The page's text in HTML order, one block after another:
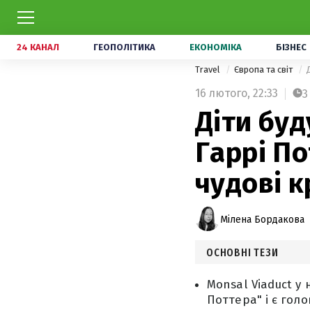
24 КАНАЛ ГЕОПОЛІТИКА ЕКОНОМІКА БІЗНЕС
Travel Європа та світ
16 лютого, 22:33 3
Діти
Гаррі
чудові
Мілена Бордакова
ОСНОВНІ ТЕЗИ
Monsal Viaduct у
Поттера" і є